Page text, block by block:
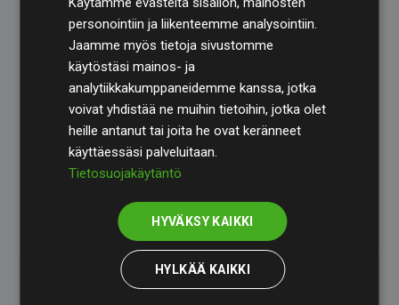
Kaikki hankkeet ovatGold Standardin
sertifioimia, mikä takaa korkean laadun, todellisen
ilmastovaikutuksen ja täyden läpinäkyvyyden. Lue
lisää yksittäisistä hankkeistatäältä.
Websites, jotka tukevat ilmastohankkeita aloite
personointiin ja liikenteemme analysointiin.
Jaamme myös tietoja sivustomme
käytöstäsi mainos- ja
analytiikkakumppaneidemme kanssa, jotka
voivat yhdistää ne muihin tietoihin, jotka olet
heille antanut tai joita he ovat keränneet
käyttäessäsi palveluitaan.
Tietosuojakäytäntö
HYVÄKSY KAIKKI
HYLKÄÄ KAIKKI